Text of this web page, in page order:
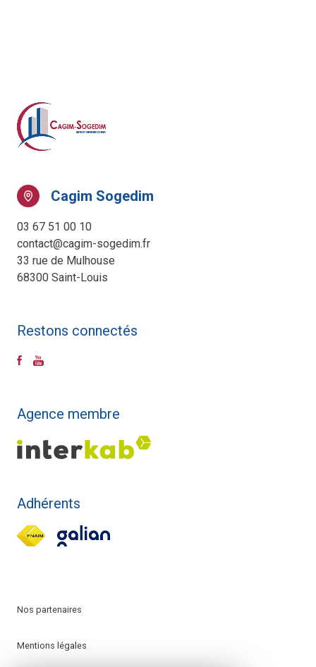
Cagim Sogedim
03 67 51 00 10
contact@cagim-sogedim.fr
33 rue de Mulhouse
68300 Saint-Louis
Restons connectés
Agence membre
Adhérents
Nos partenaires
Mentions légales